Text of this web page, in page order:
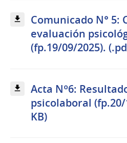
Comunicado N° 5:
evaluación
(fp.19/09/2025).
Acta Nº6:
psicolaboral (fp.20/
KB)